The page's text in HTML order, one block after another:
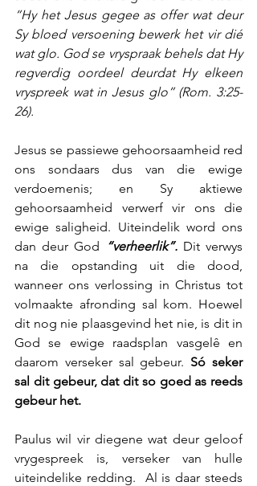
“Hy het Jesus gegee as offer wat deur
Sy bloed versoening bewerk het vir dié
wat glo. God se vryspraak behels dat Hy
regverdig oordeel deurdat Hy elkeen
vryspreek wat in Jesus glo” (Rom. 3:25-
26).
Jesus se passiewe gehoorsaamheid red
ons sondaars dus van die ewige
verdoemenis; en Sy aktiewe
gehoorsaamheid verwerf vir ons die
ewige saligheid. Uiteindelik word ons
dan deur God
“verheerlik”. Dit verwys
na die opstanding uit die dood,
wanneer ons verlossing in Christus tot
volmaakte afronding sal kom. Hoewel
dit nog nie plaasgevind het nie, is dit in
God se ewige raadsplan vasgelê en
daarom verseker sal gebeur. Só seker
sal dit gebeur, dat dit so goed as reeds
gebeur het.
Paulus wil vir diegene wat deur geloof
vrygespreek is, verseker van hulle
uiteindelike redding.  Al is daar steeds